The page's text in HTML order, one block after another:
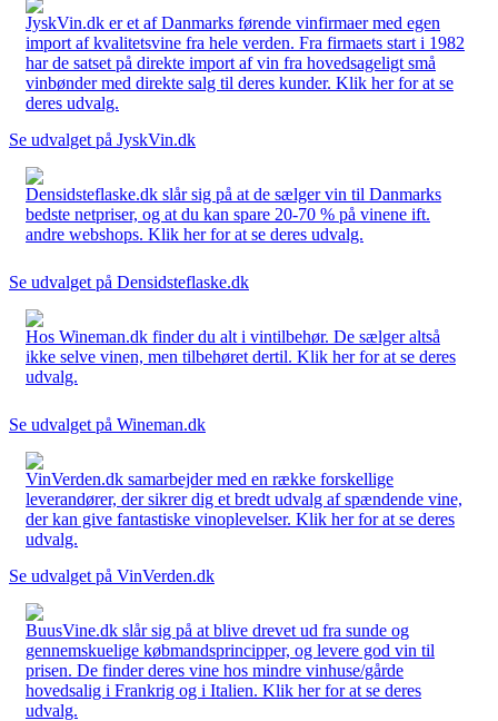
JyskVin.dk er et af Danmarks førende vinfirmaer med egen
import af kvalitetsvine fra hele verden. Fra firmaets start i 1982
har de satset på direkte import af vin fra hovedsageligt små
vinbønder med direkte salg til deres kunder. Klik her for at se
deres udvalg.
Se udvalget på JyskVin.dk
Densidsteflaske.dk slår sig på at de sælger vin til Danmarks
bedste netpriser, og at du kan spare 20-70 % på vinene ift.
andre webshops. Klik her for at se deres udvalg.
Se udvalget på Densidsteflaske.dk
Hos Wineman.dk finder du alt i vintilbehør. De sælger altså
ikke selve vinen, men tilbehøret dertil. Klik her for at se deres
udvalg.
Se udvalget på Wineman.dk
VinVerden.dk samarbejder med en række forskellige
leverandører, der sikrer dig et bredt udvalg af spændende vine,
der kan give fantastiske vinoplevelser. Klik her for at se deres
udvalg.
Se udvalget på VinVerden.dk
BuusVine.dk slår sig på at blive drevet ud fra sunde og
gennemskuelige købmandsprincipper, og levere god vin til
prisen. De finder deres vine hos mindre vinhuse/gårde
hovedsalig i Frankrig og i Italien. Klik her for at se deres
udvalg.